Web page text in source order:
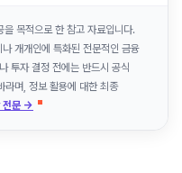
을 목적으로 한 참고 자료입니다.
개개인에 특화된 전문적인 금융
투자 결정 전에는 반드시 공식
라며, 정보 활용에 대한 최종
전문 →